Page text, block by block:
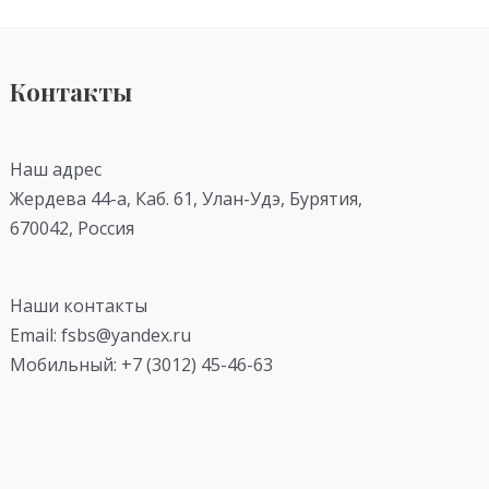
Контакты
Наш адрес
Жердева 44-а, Каб. 61, Улан-Удэ, Бурятия,
670042, Россия
Наши контакты
Email: fsbs@yandex.ru
Мобильный: +7 (3012) 45-46-63